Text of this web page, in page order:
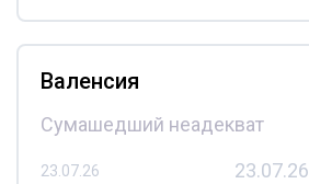
Валенсия
Сумашедший неадекват
23.07.26 23.07.26